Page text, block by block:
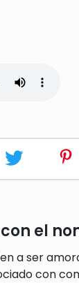
el
a ser
con